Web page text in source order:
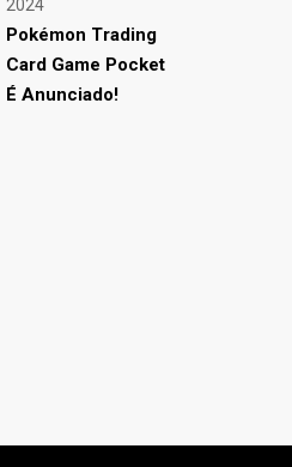
2024
Pokémon Trading
Card Game Pocket
É Anunciado!